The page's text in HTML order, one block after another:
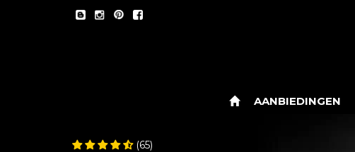
AANBIEDINGEN
(65)